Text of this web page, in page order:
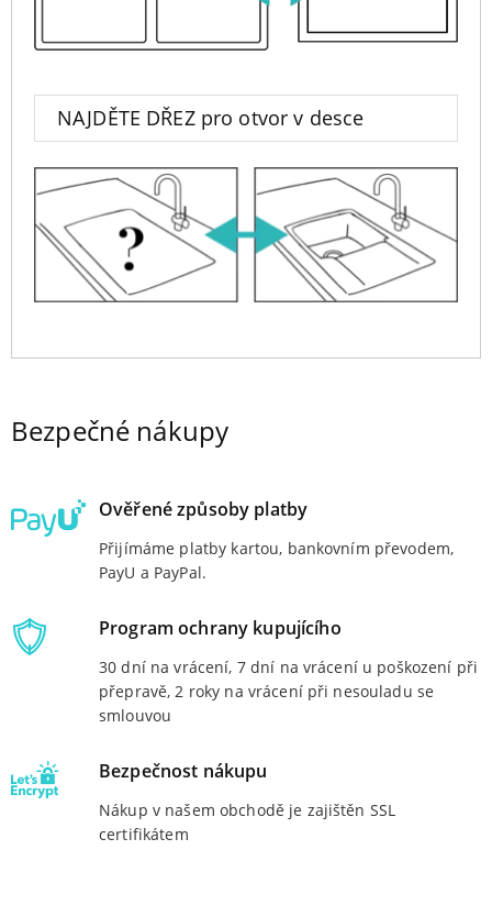
NAJDĚTE DŘEZ pro otvor v desce
Bezpečné nákupy
Ověřené způsoby platby
Přijímáme platby kartou, bankovním převodem,
PayU a PayPal.
Program ochrany kupujícího
30 dní na vrácení, 7 dní na vrácení u poškození při
přepravě, 2 roky na vrácení při nesouladu se
smlouvou
Bezpečnost nákupu
Nákup v našem obchodě je zajištěn SSL
certifikátem